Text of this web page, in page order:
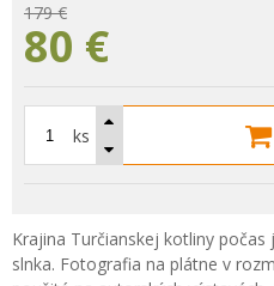
179 €
80 €
ks
Krajina Turčianskej kotliny počas
slnka. Fotografia na plátne v